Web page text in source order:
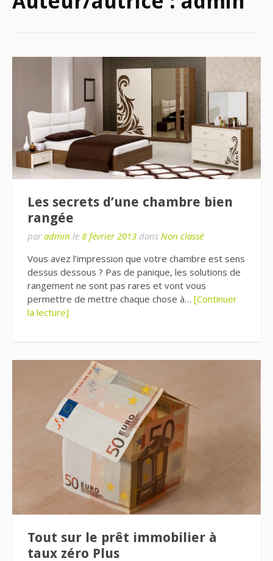
Les secrets d’une chambre bien
rangée
par admin le 8 février 2013 dans Non classé
Vous avez l’impression que votre chambre est sens
dessus dessous ? Pas de panique, les solutions de
rangement ne sont pas rares et vont vous
permettre de mettre chaque chose à… [Continuer
la lecture]
Tout sur le prêt immobilier à
taux zéro Plus